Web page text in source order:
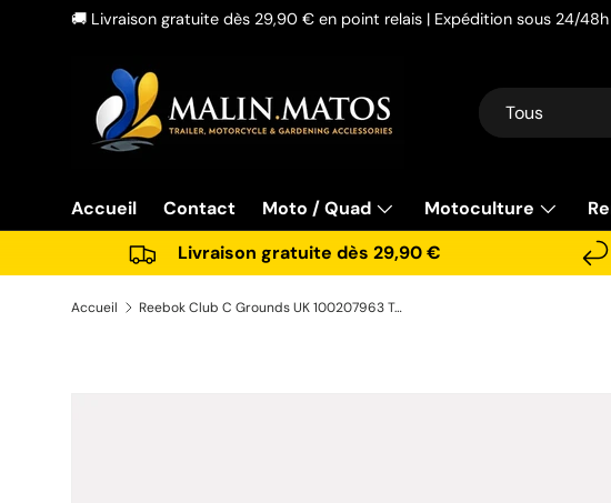
🚚 Livraison gratuite dès 29,90 € en point relais | Expédition sous 24/48h
Recherche
Type de produit
Tous
Accueil Contact Moto / Quad Motoculture
Livraison gratuite dès 29,90 €
Accueil Reebok Club C Grounds UK 100207963 Tennis Femme 37